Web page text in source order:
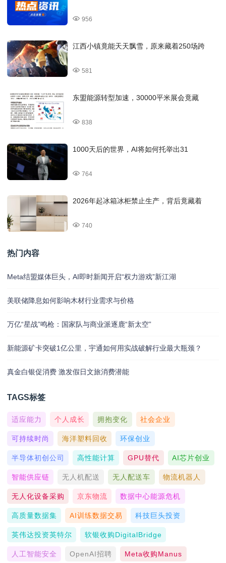
956
江西小镇竟能天天飘雪，原来藏着250场跨
581
东盟能源转型加速，30000平米展会竟藏
838
1000天后的世界，AI将如何托举出31
764
2026年起冰箱冰柜禁止生产，背后竟藏着
740
热门内容
Meta结盟媒体巨头，AI即时新闻开启“权力游戏”新江湖
美联储降息如何影响木材行业需求与价格
万亿“星战”鸣枪：国家队与商业派逐鹿“新太空”
新能源矿卡突破1亿公里，宇通如何用实战破解行业最大瓶颈？
真金白银促消费 激发假日文旅消费潜能
TAGS标签
适应能力 个人成长 拥抱变化 社会企业
可持续时尚 海洋塑料回收 环保创业
半导体初创公司 高性能计算 GPU替代 AI芯片创业
智能供应链 无人机配送 无人配送车 物流机器人
无人化设备采购 京东物流 数据中心能源危机
高质量数据集 AI训练数据交易 科技巨头投资
英伟达投资英特尔 软银收购DigitalBridge
人工智能安全 OpenAI招聘 Meta收购Manus